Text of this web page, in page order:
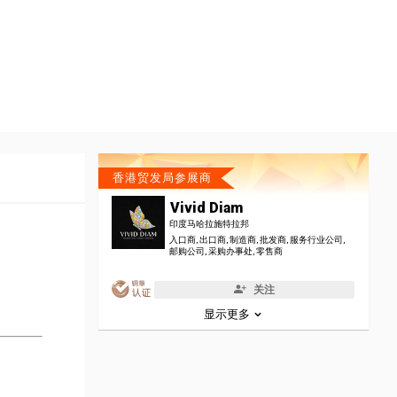
香港贸发局参展商
Vivid Diam
印度马哈拉施特拉邦
入口商, 出口商, 制造商, 批发商, 服务行业公司,
邮购公司, 采购办事处, 零售商
关注
显示更多